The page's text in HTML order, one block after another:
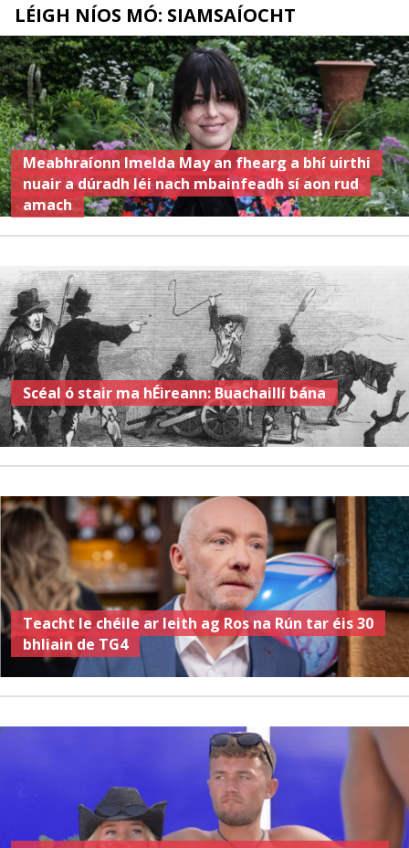
LÉIGH NÍOS MÓ: SIAMSAÍOCHT
Meabhraíonn Imelda May an fhearg a bhí uirthi
nuair a dúradh léi nach mbainfeadh sí aon rud
amach
Scéal ó stair ma hÉireann: Buachaillí bána
Teacht le chéile ar leith ag Ros na Rún tar éis 30
bhliain de TG4